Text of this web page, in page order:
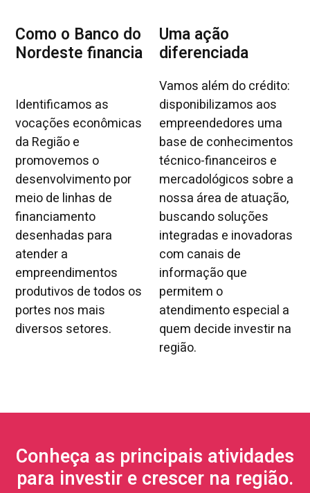
Como o Banco do
Nordeste financia
Uma ação
diferenciada
Identificamos as
vocações econômicas
da Região e
promovemos o
desenvolvimento por
meio de linhas de
financiamento
desenhadas para
atender a
empreendimentos
produtivos de todos os
portes nos mais
diversos setores.
Vamos além do crédito:
disponibilizamos aos
empreendedores uma
base de conhecimentos
técnico-financeiros e
mercadológicos sobre a
nossa área de atuação,
buscando soluções
integradas e inovadoras
com canais de
informação que
permitem o
atendimento especial a
quem decide investir na
região.
Conheça as principais atividades
para investir e crescer na região.